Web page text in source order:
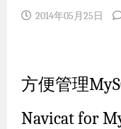
2014年05月25日
方便管理
Navicat for